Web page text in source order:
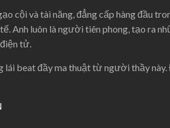
cội và tài năng, đẳng cấp hàng đầu
Anh luôn là người tiên phong, tạo ra
tử.
lái beat đầy ma thuật từ người thầy